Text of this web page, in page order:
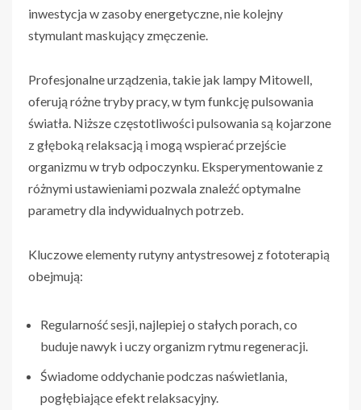
inwestycja w zasoby energetyczne, nie kolejny
stymulant maskujący zmęczenie.
Profesjonalne urządzenia, takie jak lampy Mitowell,
oferują różne tryby pracy, w tym funkcję pulsowania
światła. Niższe częstotliwości pulsowania są kojarzone
z głęboką relaksacją i mogą wspierać przejście
organizmu w tryb odpoczynku. Eksperymentowanie z
różnymi ustawieniami pozwala znaleźć optymalne
parametry dla indywidualnych potrzeb.
Kluczowe elementy rutyny antystresowej z fototerapią
obejmują:
Regularność sesji, najlepiej o stałych porach, co
buduje nawyk i uczy organizm rytmu regeneracji.
Świadome oddychanie podczas naświetlania,
pogłębiające efekt relaksacyjny.